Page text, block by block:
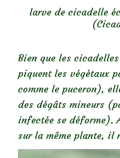
larve de cicadelle
Bien que les
piquent les végétaux
comme le puceron),
des dégâts mineurs
infectée se déforme).
sur la même plante, il